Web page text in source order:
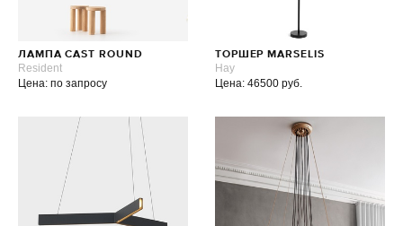
ЛАМПА CAST ROUND
Resident
Цена: по запросу
ТОРШЕР MARSELIS
Hay
Цена: 46500 руб.